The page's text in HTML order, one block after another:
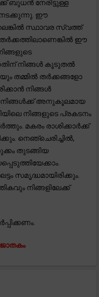
ബുധൻ നേരിട്ടുള്ള
നടക്കുന്നു. ഈ
സ്ഥാവര സ്വത്ത്
ഈ
നിങ്ങൾ കൂടുതൽ
തമ്മിൽ തർക്കങ്ങളോ
നിങ്ങൾ
നിങ്ങൾക്ക് അനുകൂലമായ
നിങ്ങളുടെ പ്രകടനം
മകരം രാശിക്കാർക്ക്
നെഞ്ചെരിച്ചിൽ,
തുടങ്ങിയ
സമൃദ്ധമായിരിക്കും.
നിങ്ങളിലേക്ക്